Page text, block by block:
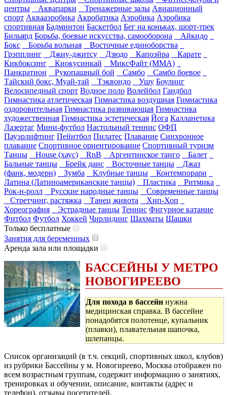
центры
Аквапарки Тренажерные залы Авиационный
спорт Аквааэробика Акробатика Аэробика Аэробика
спортивная Бадминтон Баскетбол Бег на коньках, шорт-трек
Бильярд Борьба, боевые искусства, самооборона
Айкидо
Бокс
Борьба вольная
Восточные единоборства
Грэпплинг
Джиу-джитсу Дзюдо Капоэйра
Карате
Кикбоксинг
Киокусинкай
МиксФайт (ММА)
Панкратион
Рукопашный бой Самбо
Самбо боевое
Тайский бокс, Муай-тай
Тэквондо Ушу Боулинг
Велосипедный спорт Водное поло Волейбол Гандбол
Гимнастика атлетическая Гимнастика воздушная Гимнастика
оздоровительная Гимнастика развивающая Гимнастика
художественная Гимнастика эстетическая Йога Калланетика
Лазертаг Мини-футбол Настольный теннис ОФП
Пауэрлифтинг Пейнтбол Пилатес Плавание Синхронное
плавание Спортивное ориентирование Спортивный туризм
Танцы
House (хаус) RnB Аргентинское танго
Балет
Бальные танцы
Брейк данс Восточные танцы
Джаз
(фанк, модерн)
Зумба Клубные танцы
Контемпорари
Латина (Латиноамериканские танцы)
Пластика
Ритмика
Рок-н-ролл
Русские народные танцы
Современные танцы
Стретчинг, растяжка
Танец живота
Хип-Хоп
Хореография
Эстрадные танцы Теннис Фигурное катание
Фитбол Футбол Хоккей Чирлидинг Шахматы Шашки
Только бесплатные
Занятия для беременных
Аренда зала или площадки
БАССЕЙНЫ У МЕТРО
НОВОГИРЕЕВО
Для похода в бассейн нужна
медицинская справка. В бассейне
понадобятся полотенце, купальник
(плавки), плавательная шапочка,
шлепанцы.
Список организаций (в т.ч. секций, спортивных школ, клубов)
из рубрики Бассейны у м. Новогиреево, Москва отображен по
всем возрастным группам, содержит информацию о занятиях,
тренировках и обучении, описание, контакты (адрес и
телефон), отзывы посетителей.